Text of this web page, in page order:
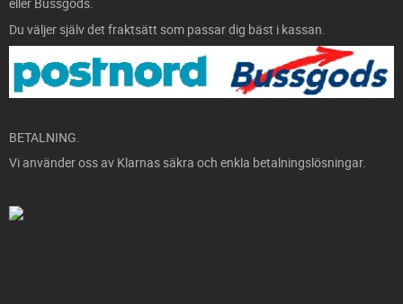
Du väljer själv det fraktsätt som passar dig bäst i kassan.
BETALNING.
Vi använder oss av Klarnas säkra och enkla betalningslösningar.